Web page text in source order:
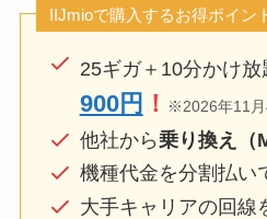
IIJmioで購入するお得ポイン
25ギガ＋10分かけ放
900円 ！ ※2026年11
他社から乗り換え（
機種代金を分割払い
大手キャリアの回線